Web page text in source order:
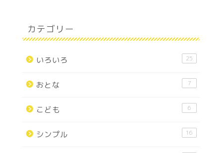
カテゴリー
いろいろ 25
おとな 7
こども 6
シンプル 16